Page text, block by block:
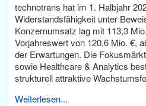
technotrans hat im 1. Halbjahr
Widerstandsfähigkeit unter
Konzernumsatz lag mit 113,3
Vorjahreswert von 120,6 Mio. €,
der Erwartungen. Die
sowie Healthcare & Analytics
strukturell attraktive
Weiterlesen...